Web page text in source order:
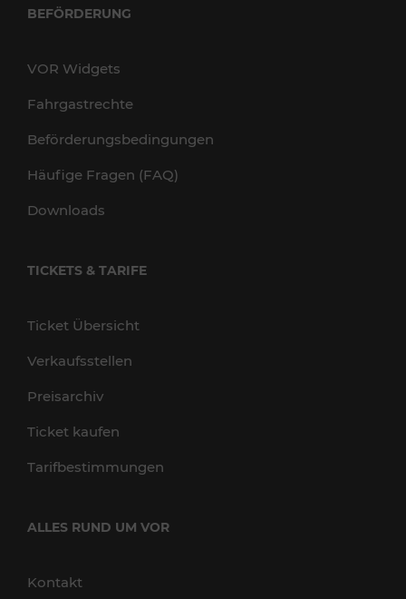
BEFÖRDERUNG
VOR Widgets
Fahrgastrechte
Beförderungsbedingungen
Häufige Fragen (FAQ)
Downloads
TICKETS & TARIFE
Ticket Übersicht
Verkaufsstellen
Preisarchiv
Ticket kaufen
Tarifbestimmungen
ALLES RUND UM VOR
Kontakt